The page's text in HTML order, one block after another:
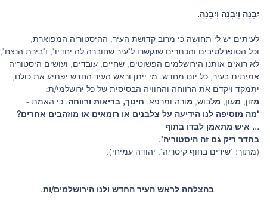
יִבְנֶה וְיִבְנֶה וְיִבְנֶה.
לעיתים יש לי תחושה כי מרוב קדושת העיר, ההיסטוריה המפוארת,
וכל הסופרלטיבים והכתרים שנקשרו ל"עיר שחוברה לה יחדיו", ו"בירת הנצח",
לא רואים אותנו הירושלמים הפשוטים, שחיים, עובדים, ועושים היסטוריה
אמיתית בעיר, כל יום מחדש. מי ייתן וראש העיר החדש יפתיע את כולנו,
יתמקד ויקדם את הרווחה והחוויה הבסיסית של כל ירושלמי/ת:
מזון, מעון, מלבוש, מורה ומרפא. חינוך, בריאות ורווחה. כי האמת -
"מה מוסיפה לנו הידיעה על צלבנים או רומאים או מוזהבים אחרים?
... איש מתאמן לבדו בתוף
בחדר ריק גם זה היסטוריה".
(מתוך: "שירים בחוף קיסריה", יהודה עמיחי).